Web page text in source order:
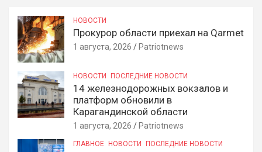
НОВОСТИ
Прокурор области приехал на Qarmet
1 августа, 2026 Patriotnews
НОВОСТИ ПОСЛЕДНИЕ НОВОСТИ
14 железнодорожных вокзалов и
платформ обновили в
Карагандинской области
1 августа, 2026 Patriotnews
ГЛАВНОЕ НОВОСТИ ПОСЛЕДНИЕ НОВОСТИ